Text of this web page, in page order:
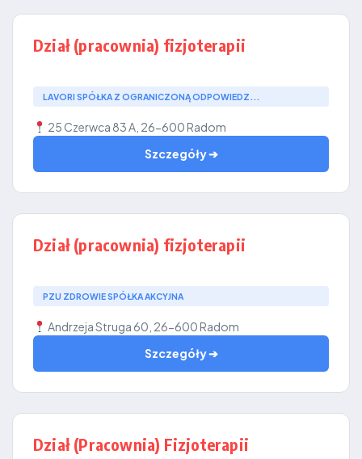
Dział (pracownia) fizjoterapii
LAVORI SPÓŁKA Z OGRANICZONĄ ODPOWIEDZ...
25 Czerwca 83 A, 26-600 Radom
Szczegóły ➔
Dział (pracownia) fizjoterapii
PZU ZDROWIE SPÓŁKA AKCYJNA
Andrzeja Struga 60, 26-600 Radom
Szczegóły ➔
Dział (Pracownia) Fizjoterapii